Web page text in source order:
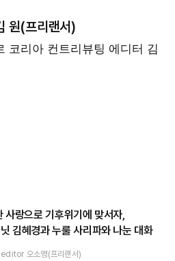
원(프리랜서)
코리아 컨트리뷰팅 에디터 김
사랑으로 기후위기에 맞서자,
김혜경과 누룰 사리파와 나눈 대화
editor 오소영(프리랜서)